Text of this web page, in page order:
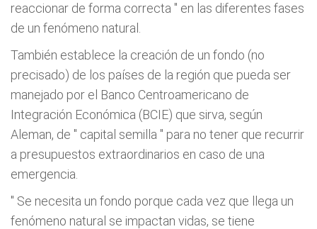
reaccionar de forma correcta " en las diferentes fases
de un fenómeno natural.
También establece la creación de un fondo (no
precisado) de los países de la región que pueda ser
manejado por el Banco Centroamericano de
Integración Económica (BCIE) que sirva, según
Aleman, de " capital semilla " para no tener que recurrir
a presupuestos extraordinarios en caso de una
emergencia.
" Se necesita un fondo porque cada vez que llega un
fenómeno natural se impactan vidas, se tiene